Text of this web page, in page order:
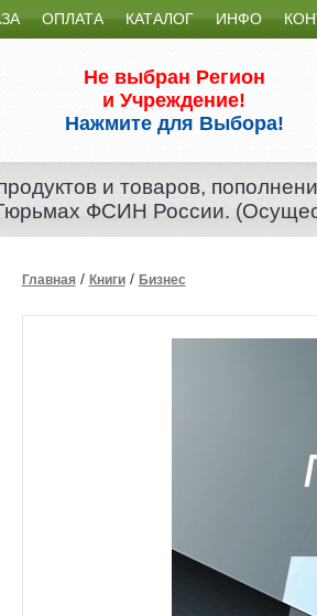
ОПЛАТА КАТАЛОГ ИНФО
Не выбран Регион
и Учреждение!
Нажмите для Выбора!
и товаров,
ФСИН России.
Главная/ Книги/ Бизнес